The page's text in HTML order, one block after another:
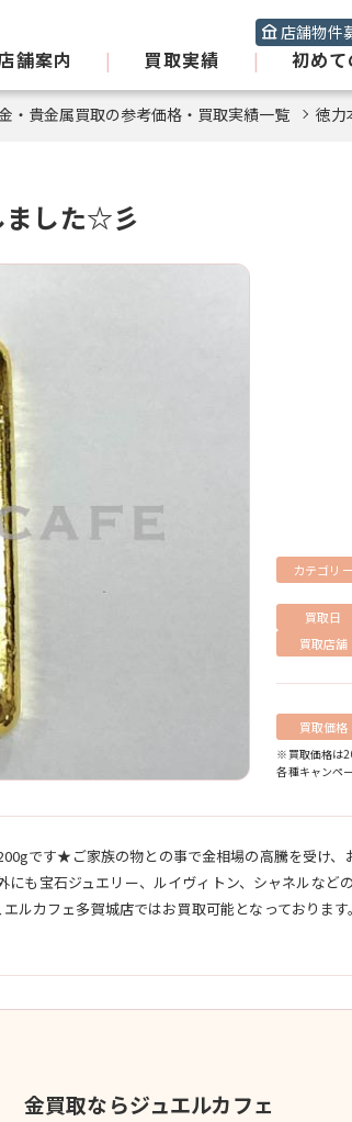
店舗物件
舗案内 | 買取実績 | 初め
・貴金属買取の参考価格・買取実績一覧 徳力
ました☆彡
カテゴリー
買取日
買取店舗
買取価格
※買取価格は
各種キャンペ
です★ご家族の物との事で金相場の高騰を受け
も宝石ジュエリー、ルイヴィトン、シャネルなど
カフェ多賀城店ではお買取可能となっておりま
金買取ならジュエルカフェ